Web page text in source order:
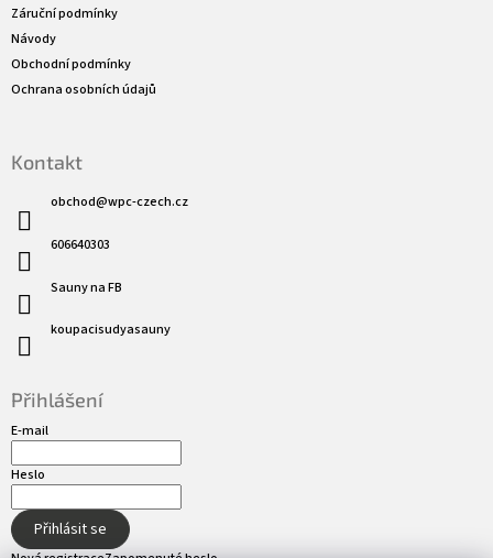
Záruční podmínky
Návody
Obchodní podmínky
Ochrana osobních údajů
Kontakt
obchod@wpc-czech.cz
606640303
Sauny na FB
koupacisudyasauny
Přihlášení
E-mail
Heslo
Přihlásit se